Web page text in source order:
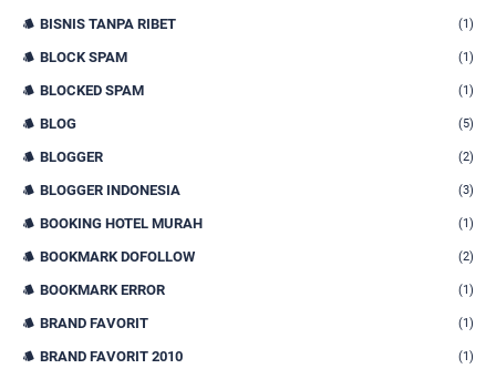
BISNIS TANPA RIBET (1)
BLOCK SPAM (1)
BLOCKED SPAM (1)
BLOG (5)
BLOGGER (2)
BLOGGER INDONESIA (3)
BOOKING HOTEL MURAH (1)
BOOKMARK DOFOLLOW (2)
BOOKMARK ERROR (1)
BRAND FAVORIT (1)
BRAND FAVORIT 2010 (1)